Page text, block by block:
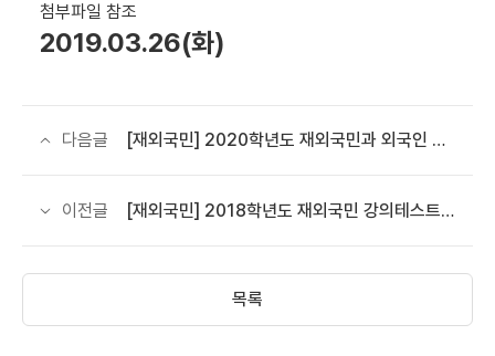
첨부파일 참조
2019.03.26(화)
다음글 [재외국민] 2020학년도 재외국민과 외국인 특별전형 수강능력시험 기출문제 안내
이전글 [재외국민] 2018학년도 재외국민 강의테스트 기출자료 안내
목록